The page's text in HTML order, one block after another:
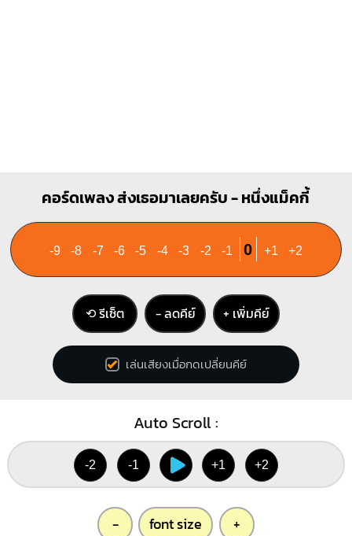
คอร์ดเพลง ส่งเธอมาเลยครับ - หนึ่งแม็คกี้
-9 -8 -7 -6 -5 -4 -3 -2 -1 0 +1 +2
⟲ รีเซ็ต − ลดคีย์ + เพิ่มคีย์
เล่นเสียงเมื่อกดเปลี่ยนคีย์
Auto Scroll :
-2 -1 +1 +2
- font size +